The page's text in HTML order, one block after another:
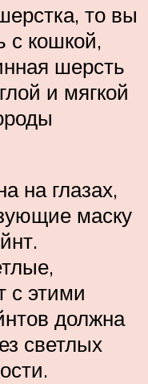
то вы
с кошкой,
шерсть
и мягкой
на глазах,
маску
с этими
должна
светлых